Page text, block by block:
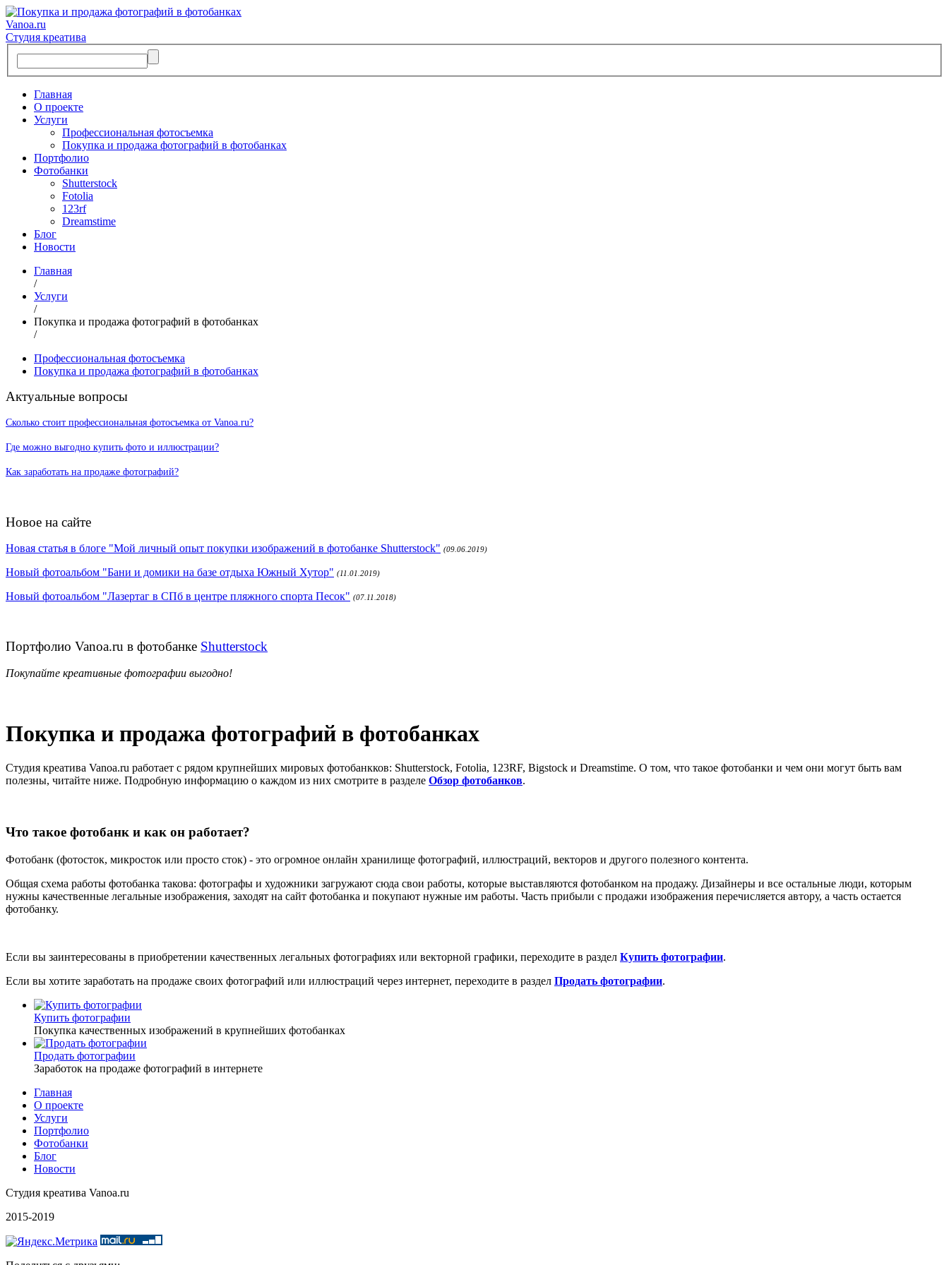
Vanoa.ru
Студия креатива
Главная
О проекте
Услуги
Профессиональная фотосъемка
Покупка и продажа фотографий в фотобанках
Портфолио
Фотобанки
Shutterstock
Fotolia
123rf
Dreamstime
Блог
Новости
Главная
/
Услуги
/
Покупка и продажа фотографий в фотобанках
/
Профессиональная фотосъемка
Покупка и продажа фотографий в фотобанках
Актуальные вопросы
Сколько стоит профессиональная фотосъемка от Vanoa.ru?
Где можно выгодно купить фото и иллюстрации?
Как заработать на продаже фотографий?
Новое на сайте
Новая статья в блоге "Мой личный опыт покупки изображений в фотобанке Shutterstock" (09.06.2019)
Новый фотоальбом "Бани и домики на базе отдыха Южный Хутор" (11.01.2019)
Новый фотоальбом "Лазертаг в СПб в центре пляжного спорта Песок" (07.11.2018)
Портфолио Vanoa.ru в фотобанке Shutterstock
Покупайте креативные фотографии выгодно!
Покупка и продажа фотографий в фотобанках
Студия креатива Vanoa.ru работает с рядом крупнейших мировых фотобанкков: Shutterstock, Fotolia, 123RF, Bigstock и Dreamstime. О том, что такое фотобанки и чем они могут быть вам
полезны, читайте ниже. Подробную информацию о каждом из них смотрите в разделе Обзор фотобанков.
Что такое фотобанк и как он работает?
Фотобанк (фотосток, микросток или просто сток) - это огромное онлайн хранилище фотографий, иллюстраций, векторов и другого полезного контента.
Общая схема работы фотобанка такова: фотографы и художники загружают сюда свои работы, которые выставляются фотобанком на продажу. Дизайнеры и все остальные люди, которым
нужны качественные легальные изображения, заходят на сайт фотобанка и покупают нужные им работы. Часть прибыли с продажи изображения перечисляется автору, а часть остается
фотобанку.
Если вы заинтересованы в приобретении качественных легальных фотографиях или векторной графики, переходите в раздел Купить фотографии.
Если вы хотите заработать на продаже своих фотографий или иллюстраций через интернет, переходите в раздел Продать фотографии.
Купить фотографии
Покупка качественных изображений в крупнейших фотобанках
Продать фотографии
Заработок на продаже фотографий в интернете
Главная
О проекте
Услуги
Портфолио
Фотобанки
Блог
Новости
Студия креатива Vanoa.ru
2015-2019